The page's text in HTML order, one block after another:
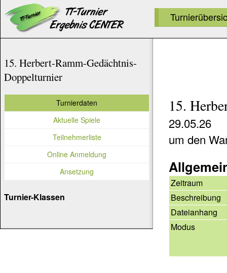
15.
29.05.26
um den
Zeitraum
Beschreibung
Dateianhang
Modus
15. Herbert-Ramm-Gedächtnis-
Doppelturnier
Turnierdaten
Aktuelle Spiele
Teilnehmerliste
Online Anmeldung
Ansetzung
Turnier-Klassen